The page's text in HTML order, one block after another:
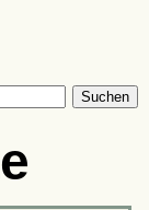
Suchen